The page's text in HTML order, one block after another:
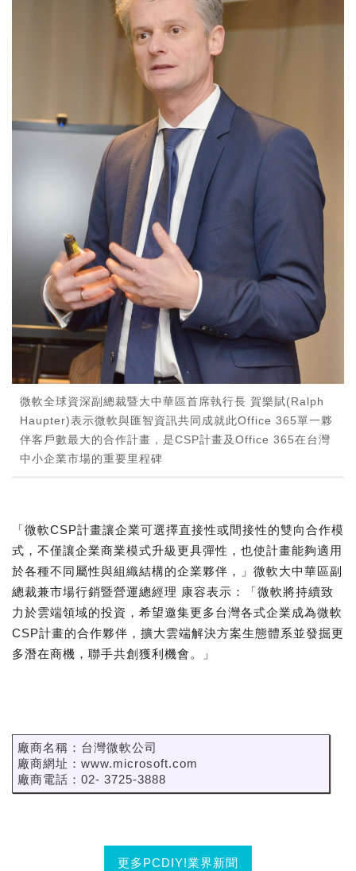
微軟全球資深副總裁暨大中華區首席執行長 賀樂賦(Ralph
Haupter)表示微軟與匯智資訊共同成就此Office 365單一夥
伴客戶數最大的合作計畫，是CSP計畫及Office 365在台灣
中小企業市場的重要里程碑
「微軟CSP計畫讓企業可選擇直接性或間接性的雙向合作模
式，不僅讓企業商業模式升級更具彈性，也使計畫能夠適用
於各種不同屬性與組織結構的企業夥伴，」微軟大中華區副
總裁兼市場行銷暨營運總經理 康容表示：「微軟將持續致
力於雲端領域的投資，希望邀集更多台灣各式企業成為微軟
CSP計畫的合作夥伴，擴大雲端解決方案生態體系並發掘更
多潛在商機，聯手共創獲利機會。」
廠商名稱：台灣微軟公司
廠商網址：www.microsoft.com
廠商電話：02- 3725-3888
更多PCDIY!業界新聞